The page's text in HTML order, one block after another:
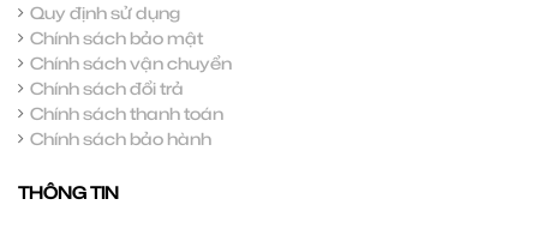
Quy định sử dụng
Chính sách bảo mật
Chính sách vận chuyển
Chính sách đổi trả
Chính sách thanh toán
Chính sách bảo hành
THÔNG TIN